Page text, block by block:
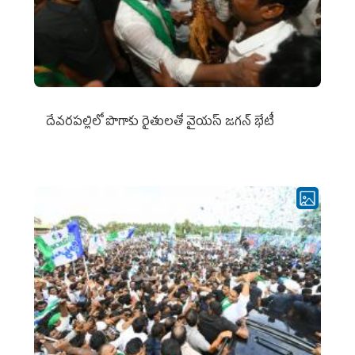
దేవరపల్లిలో పొగాకు రైతులతో వైయస్ జగన్ భేటీ